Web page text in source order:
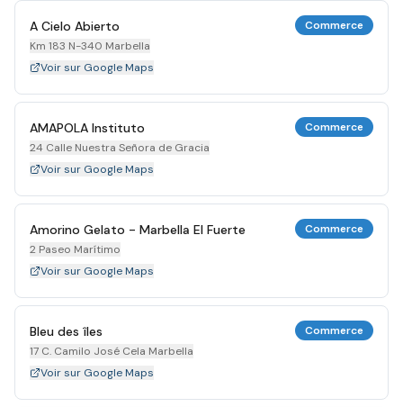
A Cielo Abierto
Km 183 N-340 Marbella
Commerce
Voir sur Google Maps
AMAPOLA Instituto
24 Calle Nuestra Señora de Gracia
Commerce
Voir sur Google Maps
Amorino Gelato - Marbella El Fuerte
2 Paseo Marítimo
Commerce
Voir sur Google Maps
Bleu des îles
17 C. Camilo José Cela Marbella
Commerce
Voir sur Google Maps